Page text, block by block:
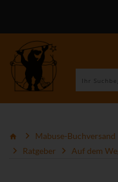
Mabuse-Buchversand
Ratgeber
Auf dem